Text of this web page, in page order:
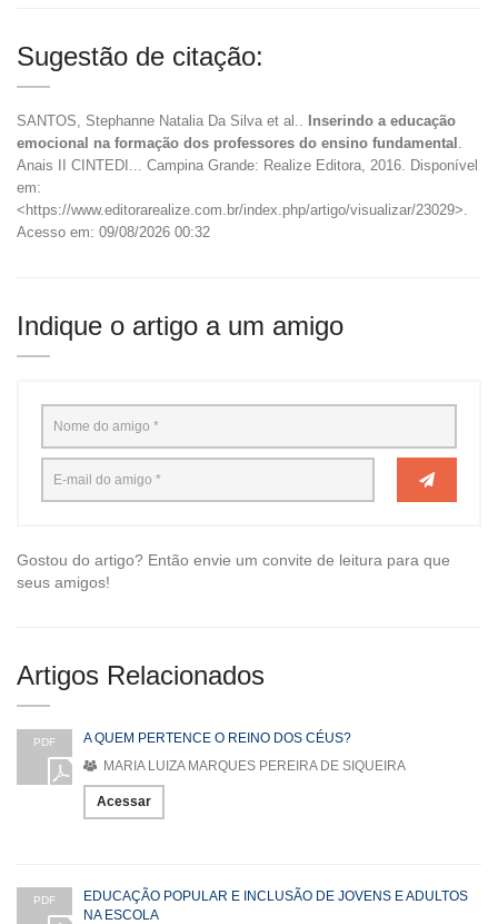
Sugestão de citação:
SANTOS, Stephanne Natalia Da Silva et al..
Inserindo a educação
emocional na formação dos professores do ensino fundamental
Anais II CINTEDI... Campina Grande: Realize Editora, 2016. Disponível
em:
<https://www.editorarealize.com.br/index.php/artigo/visualizar/23029>.
Acesso em: 09/08/2026 00:32
Indique o artigo a um amigo
Gostou do artigo? Então envie um convite de leitura para que
seus amigos!
Artigos Relacionados
PDF
A QUEM PERTENCE O REINO DOS CÉUS?
MARIA LUIZA MARQUES PEREIRA DE SIQUEIRA
Acessar
PDF
EDUCAÇÃO POPULAR E INCLUSÃO DE JOVENS E ADULTOS
NA ESCOLA